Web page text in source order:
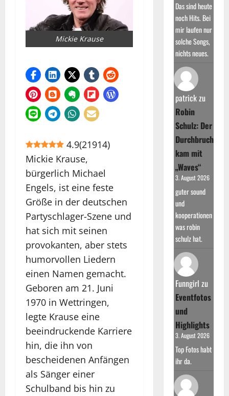
Mickie Krause
4.9(21914)
Mickie Krause,
bürgerlich Michael
Engels, ist eine feste
Größe in der deutschen
Partyschlager-Szene und
hat sich mit seinen
provokanten, aber stets
humorvollen Liedern
einen Namen gemacht.
Geboren am 21. Juni
1970 in Wettringen,
legte Krause eine
beeindruckende Karriere
hin, die ihn von
bescheidenen Anfängen
als Sänger einer
Schulband bis hin zu
Das sind heute
noch Hits. Bei
mir laufen nur
solche Songs,
nichts neues.
patrickzu
Robin
Schulz: Der
Durchbruch
kam mit
„Waves“
3. August 2026
guter sound
und
kooperationen
was robin
schulz hat.
Funngirl zu
Eventfotos
und
Highlights
3. August 2026
Top Fotos habt
ihr da.